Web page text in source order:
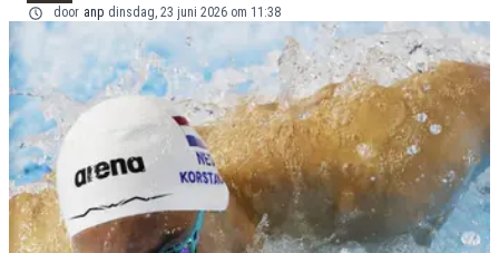
door anp dinsdag, 23 juni 2026 om 11:38